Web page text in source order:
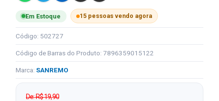
Em Estoque 15 pessoas vendo agora
Código: 502727
Código de Barras do Produto: 7896359015122
Marca: SANREMO
De: R$ 19,90